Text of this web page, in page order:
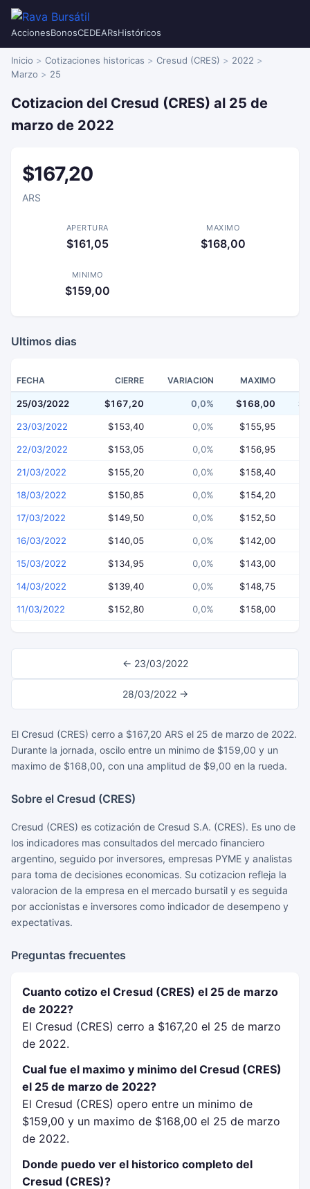
AccionesBonosCEDEARsHistóricos
Inicio Cotizaciones historicas Cresud (CRES)
2022
Marzo
25
Cotizacion del Cresud (CRES) al 25 de
marzo de 2022
$167,20
ARS
APERTURA
$161,05
MAXIMO
$168,00
MINIMO
$159,00
Ultimos dias
FECHA CIERRE VARIACION MAXIMO
25/03/2022 $167,20 0,0% $168,00
23/03/2022 $153,40 0,0% $155,95
22/03/2022 $153,05 0,0% $156,95
21/03/2022 $155,20 0,0% $158,40
18/03/2022 $150,85 0,0% $154,20
17/03/2022 $149,50 0,0% $152,50
16/03/2022 $140,05 0,0% $142,00
15/03/2022 $134,95 0,0% $143,00
14/03/2022 $139,40 0,0% $148,75
11/03/2022 $152,80 0,0% $158,00
← 23/03/2022
28/03/2022 →
El Cresud (CRES) cerro a $167,20 ARS el 25 de marzo de 2022.
Durante la jornada, oscilo entre un minimo de $159,00 y un
maximo de $168,00, con una amplitud de $9,00 en la rueda.
Sobre el Cresud (CRES)
Cresud (CRES) es cotización de Cresud S.A. (CRES). Es uno de
los indicadores mas consultados del mercado financiero
argentino, seguido por inversores, empresas PYME y analistas
para toma de decisiones economicas. Su cotizacion refleja la
valoracion de la empresa en el mercado bursatil y es seguida
por accionistas e inversores como indicador de desempeno y
expectativas.
Preguntas frecuentes
Cuanto cotizo el Cresud (CRES) el 25 de marzo
de 2022?
El Cresud (CRES) cerro a $167,20 el 25 de marzo
de 2022.
Cual fue el maximo y minimo del Cresud (CRES)
el 25 de marzo de 2022?
El Cresud (CRES) opero entre un minimo de
$159,00 y un maximo de $168,00 el 25 de marzo
de 2022.
Donde puedo ver el historico completo del
Cresud (CRES)?